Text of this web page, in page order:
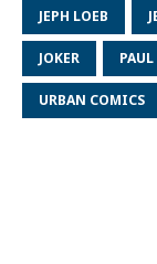
JEPH LOEB
JOKER
URBAN COMICS